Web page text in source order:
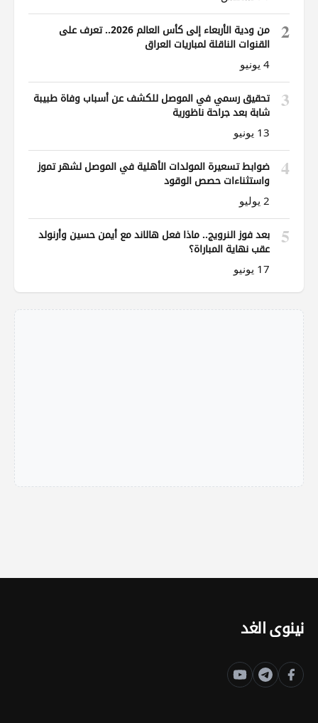
2
من ودية الأربعاء إلى كأس العالم 2026.. تعرف على
القنوات الناقلة لمباريات العراق
4 يونيو
3
تحقيق رسمي في الموصل للكشف عن أسباب وفاة طبيبة
شابة بعد جراحة ناظورية
13 يونيو
4
ضوابط تسعيرة المولدات الأهلية في الموصل لشهر تموز
واستثناءات حصص الوقود
2 يوليو
5
بعد فوز النرويج.. ماذا فعل هالاند مع أيمن حسين وأرنولد
عقب نهاية المباراة؟
17 يونيو
نينوى الغد